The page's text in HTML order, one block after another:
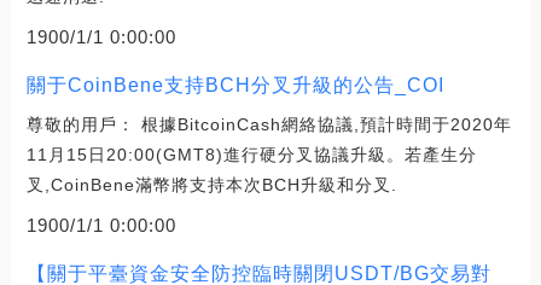
1900/1/1 0:00:00
關于CoinBene支持BCH分叉升級的公告_COI
尊敬的用戶： 根據BitcoinCash網絡協議,預計時間于2020年
11月15日20:00(GMT8)進行硬分叉協議升級。若產生分
叉,CoinBene滿幣將支持本次BCH升級和分叉.
1900/1/1 0:00:00
【關于平臺資金安全防控臨時關閉USDT/BG交易對